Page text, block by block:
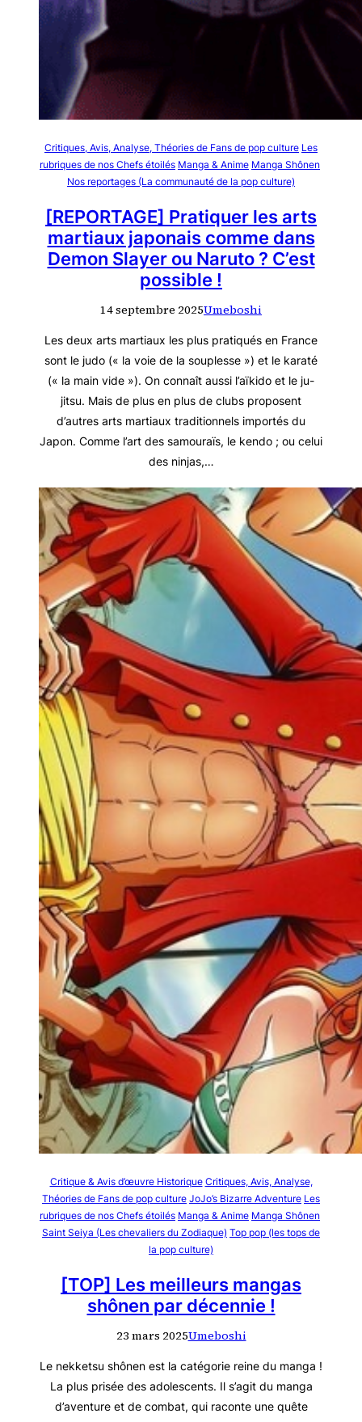
Critiques, Avis, Analyse, Théories de Fans de pop culture Les
rubriques de nos Chefs étoilés Manga & Anime Manga Shônen
Nos reportages (La communauté de la pop culture)
[REPORTAGE] Pratiquer les arts
martiaux japonais comme dans
Demon Slayer ou Naruto ? C’est
possible !
14 septembre 2025Umeboshi
Les deux arts martiaux les plus pratiqués en France
sont le judo (« la voie de la souplesse ») et le karaté
(« la main vide »). On connaît aussi l’aïkido et le ju-
jitsu. Mais de plus en plus de clubs proposent
d’autres arts martiaux traditionnels importés du
Japon. Comme l’art des samouraïs, le kendo ; ou celui
des ninjas,…
Critique & Avis d’œuvre Historique Critiques, Avis, Analyse,
Théories de Fans de pop culture JoJo’s Bizarre Adventure Les
rubriques de nos Chefs étoilés Manga & Anime Manga Shônen
Saint Seiya (Les chevaliers du Zodiaque) Top pop (les tops de
la pop culture)
[TOP] Les meilleurs mangas
shônen par décennie !
23 mars 2025Umeboshi
Le nekketsu shônen est la catégorie reine du manga !
La plus prisée des adolescents. Il s’agit du manga
d’aventure et de combat, qui raconte une quête